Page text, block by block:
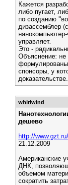
Кажется
либо пугает,
по созданию
дизассемблер
управляет.
Это -
Объяснение: не
спонсоры, у
доказательстве.
whirlwind
дешево
http://
21.12.2009
Американские
ДНК,
объемом
сократить